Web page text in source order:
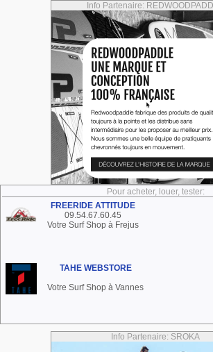
Info Partenaire:
Pour acheter, louer, tester:
FREERIDE ATTITUDE
09.54.67.60.45
Votre Surf Shop à Frejus
TAHE WEBSTORE
Votre Surf Shop à Vannes
Info Partenaire: SROKA